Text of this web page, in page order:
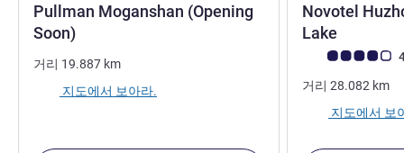
Pullman Moganshan (Opening
Soon)
거리 19.887 km
지도에서 보아라.
Novotel
Lake
고객 평점 (ALL 평
거리 28.082 km
지도에서 보